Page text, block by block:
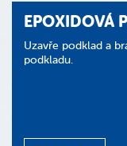
EPOXIDOVÁ
Uzavře podklad a
podkladu.